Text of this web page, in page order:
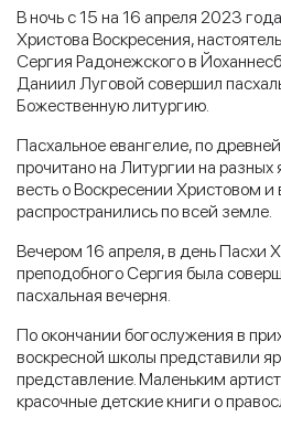
В ночь с 15 на 16 апреля 2023
Христова Воскресения,
Сергия Радонежского в
Даниил Луговой совершил
Божественную литургию.
Пасхальное евангелие, по
прочитано на Литургии на разных
весть о Воскресении Христовом и
распространились по всей земле.
Вечером 16 апреля, в день Пасхи
преподобного Сергия была
пасхальная вечерня.
По окончании богослужения в
воскресной школы представили
представление. Маленьким
красочные детские книги о